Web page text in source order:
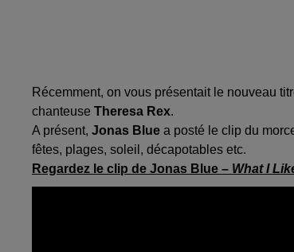
Récemment, on vous présentait le nouveau
chanteuse Theresa Rex.
A présent, Jonas Blue a posté le clip du
fêtes, plages, soleil, décapotables etc.
Regardez le clip de Jonas Blue – What I